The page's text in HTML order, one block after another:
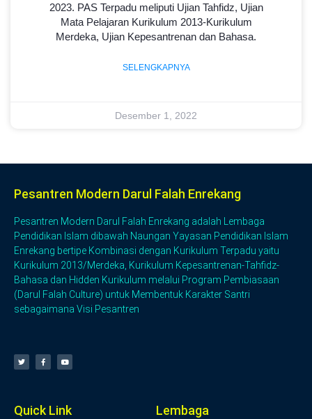
2023. PAS Terpadu meliputi Ujian Tahfidz, Ujian
Mata Pelajaran Kurikulum 2013-Kurikulum
Merdeka, Ujian Kepesantrenan dan Bahasa.
SELENGKAPNYA
Desember 1, 2022
Pesantren Modern Darul Falah Enrekang
Pesantren Modern Darul Falah Enrekang adalah Lembaga
Pendidikan Islam dibawah Naungan Yayasan Pendidikan Islam
Enrekang bertipe Kombinasi dengan Kurikulum Terpadu yaitu
Kurikulum 2013/Merdeka, Kurikulum Kepesantrenan-Tahfidz-
Bahasa dan Hidden Kurikulum melalui Program Pembiasaan
(Darul Falah Culture) untuk Membentuk Karakter Santri
sebagaimana Visi Pesantren
Quick Link Lembaga